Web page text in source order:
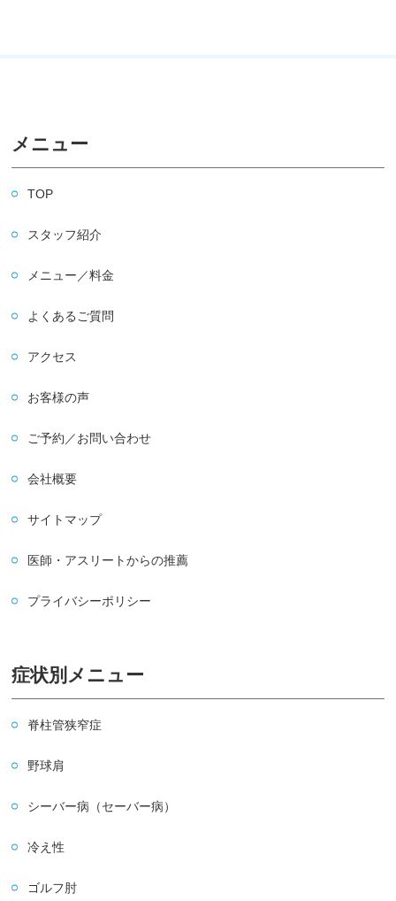
メニュー
TOP
スタッフ紹介
メニュー／料金
よくあるご質問
アクセス
お客様の声
ご予約／お問い合わせ
会社概要
サイトマップ
医師・アスリートからの推薦
プライバシーポリシー
症状別メニュー
脊柱管狭窄症
野球肩
シーバー病（セーバー病）
冷え性
ゴルフ肘